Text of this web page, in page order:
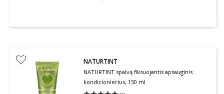
NATURTINT
NATURTINT spalvą fiksuojantis apsauginis
kondicionierius, 150 ml